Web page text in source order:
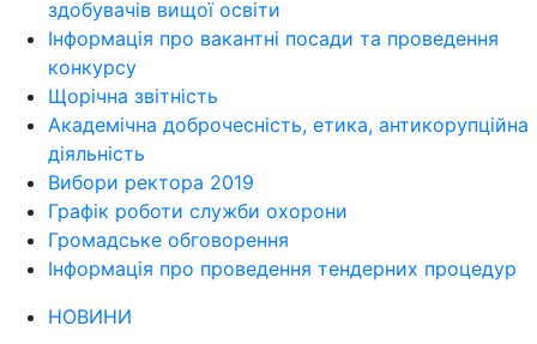
здобувачів вищої освіти
Інформація про вакантні посади та проведення
конкурсу
Щорічна звітність
Академічна доброчесність, етика, антикорупційна
діяльність
Вибори ректора 2019
Графік роботи служби охорони
Громадське обговорення
Інформація про проведення тендерних процедур
НОВИНИ